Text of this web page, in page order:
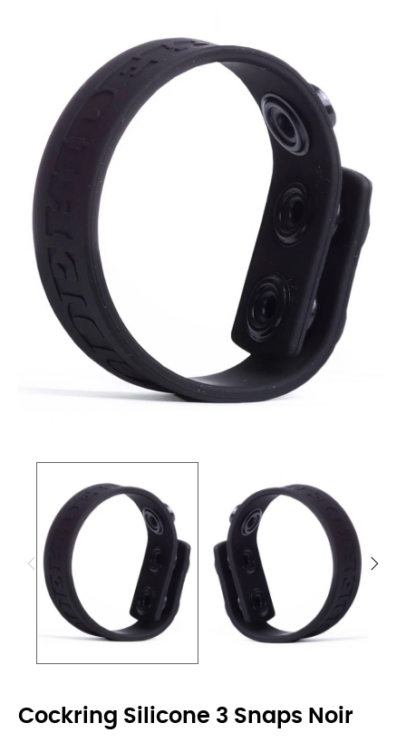
Cockring Silicone 3 Snaps Noir